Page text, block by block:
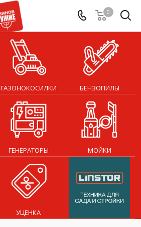
0
ГАЗОНОКОСИЛКИ БЕНЗОПИЛЫ
ГЕНЕРАТОРЫ МОЙКИ
УЦЕНКА